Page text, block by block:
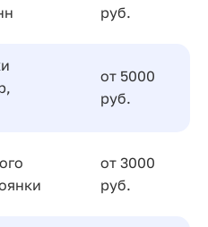
руб.
от 5000
руб.
от 3000
руб.